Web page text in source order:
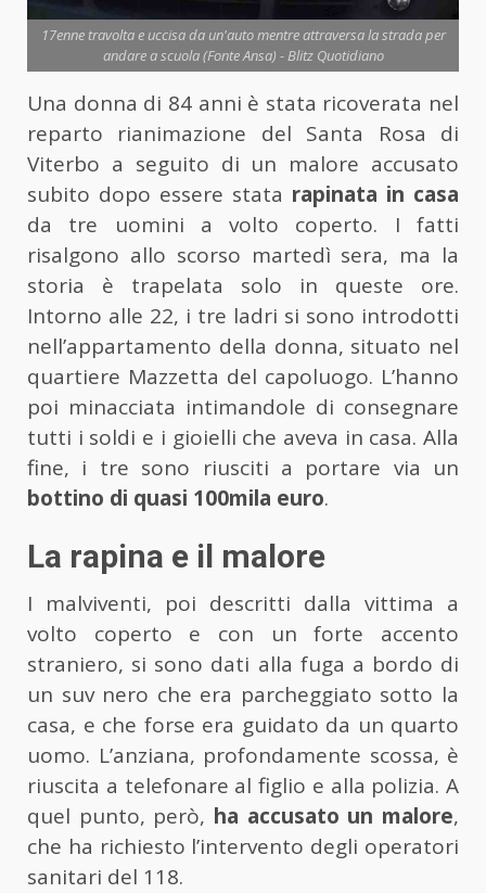
17enne travolta e uccisa da un'auto mentre attraversa la strada per
andare a scuola (Fonte Ansa) - Blitz Quotidiano
Una donna di 84 anni è stata ricoverata nel
reparto rianimazione del Santa Rosa di
Viterbo a seguito di un malore accusato
subito dopo essere stata rapinata in casa
da tre uomini a volto coperto. I fatti
risalgono allo scorso martedì sera, ma la
storia è trapelata solo in queste ore.
Intorno alle 22, i tre ladri si sono introdotti
nell’appartamento della donna, situato nel
quartiere Mazzetta del capoluogo. L’hanno
poi minacciata intimandole di consegnare
tutti i soldi e i gioielli che aveva in casa. Alla
fine, i tre sono riusciti a portare via un
bottino di quasi 100mila euro.
La rapina e il malore
I malviventi, poi descritti dalla vittima a
volto coperto e con un forte accento
straniero, si sono dati alla fuga a bordo di
un suv nero che era parcheggiato sotto la
casa, e che forse era guidato da un quarto
uomo. L’anziana, profondamente scossa, è
riuscita a telefonare al figlio e alla polizia. A
quel punto, però, ha accusato un malore,
che ha richiesto l’intervento degli operatori
sanitari del 118.